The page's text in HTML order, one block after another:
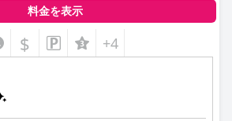
料金を表示
$ +4